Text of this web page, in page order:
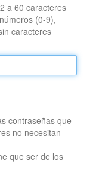
a 60 caracteres
(0-9),
caracteres
contraseñas que
no necesitan
que ser de los